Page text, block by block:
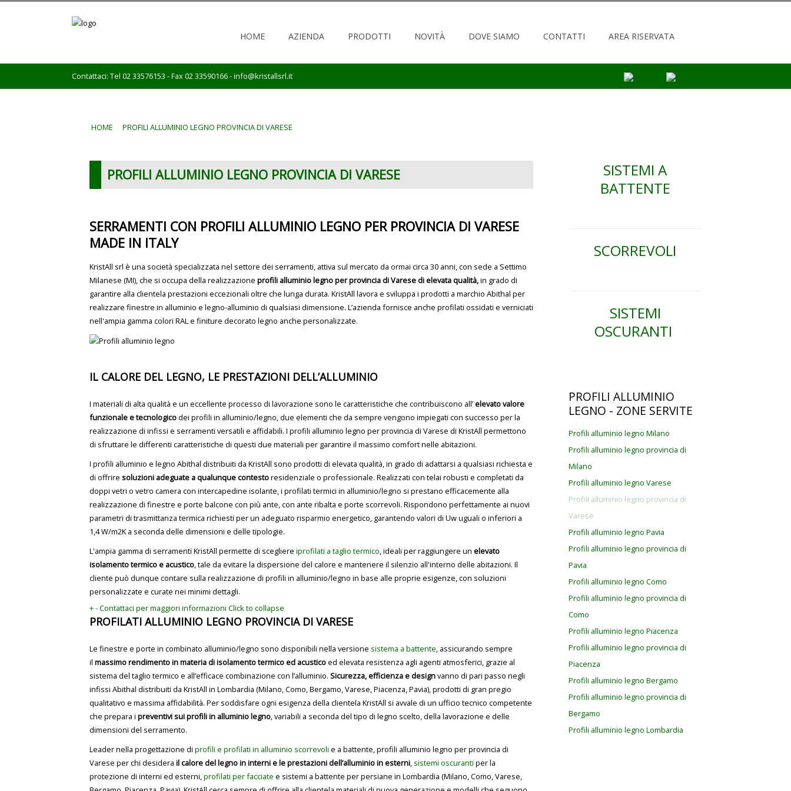
HOME AZIENDA PRODOTTI NOVITÀ DOVE SIAMO CONTATTI AREA RISERVATA
Contattaci: Tel 02 33576153 - Fax 02 33590166 -info@kristallsrl.it
HOME PROFILI ALLUMINIO LEGNO PROVINCIA DI VARESE
PROFILI ALLUMINIO LEGNO PROVINCIA DI VARESE
SERRAMENTI CON PROFILI ALLUMINIO LEGNO PER PROVINCIA DI VARESE
MADE IN ITALY
KristAll srl è una società specializzata nel settore dei serramenti, attiva sul mercato da ormai circa 30 anni, con sede a Settimo
Milanese (MI), che si occupa della realizzazione profili alluminio legno per provincia di Varese di elevata qualità,in grado di
garantire alla clientela prestazioni eccezionali oltre che lunga durata. KristAll lavora e sviluppa i prodotti a marchio Abithal per
realizzare finestre in alluminio e legno-alluminio di qualsiasi dimensione. L’azienda fornisce anche profilati ossidati e verniciati
nell'ampia gamma colori RAL e finiture decorato legno anche personalizzate.
IL CALORE DEL LEGNO, LE PRESTAZIONI DELL’ALLUMINIO
I materiali di alta qualità e un eccellente processo di lavorazione sono le caratteristiche che contribuiscono all’elevato valore
funzionale e tecnologicodei profili in alluminio/legno, due elementi che da sempre vengono impiegati con successo per la
realizzazione di infissi e serramenti versatili e affidabili. I profili alluminio legno per provincia di Varese di KristAll permettono
di sfruttare le differenti caratteristiche di questi due materiali per garantire il massimo comfort nelle abitazioni.
I profili alluminio e legno Abithal distribuiti da KristAll sono prodotti di elevata qualità, in grado di adattarsi a qualsiasi richiesta e
di offrire soluzioni adeguate a qualunque contestoresidenziale o professionale. Realizzati con telai robusti e completati da
doppi vetri o vetro camera con intercapedine isolante, i profilati termici in alluminio/legno si prestano efficacemente alla
realizzazione di finestre e porte balcone con più ante, con ante ribalta e porte scorrevoli. Rispondono perfettamente ai nuovi
parametri di trasmittanza termica richiesti per un adeguato risparmio energetico, garantendo valori di Uw uguali o inferiori a
1,4 W/m2K a seconda delle dimensioni e delle tipologie.
L'ampia gamma di serramenti KristAll permette di scegliere iprofilati a taglio termico, ideali per raggiungere un elevato
isolamento termico e acustico, tale da evitare la dispersione del calore e mantenere il silenzio all'interno delle abitazioni. Il
cliente può dunque contare sulla realizzazione di profili in alluminio/legno in base alle proprie esigenze, con soluzioni
personalizzate e curate nei minimi dettagli.
+-Contattaci per maggiori informazioni Click to collapse
PROFILATI ALLUMINIO LEGNO PROVINCIA DI VARESE
Le finestre e porte in combinato alluminio/legno sono disponibili nella versione sistema a battente, assicurando sempre
il massimo rendimento in materia di isolamento termico ed acusticoed elevata resistenza agli agenti atmosferici, grazie al
sistema del taglio termico e all’efficace combinazione con l’alluminio. Sicurezza, efficienza e designvanno di pari passo negli
infissi Abithal distribuiti da KristAll in Lombardia (Milano, Como, Bergamo, Varese, Piacenza, Pavia), prodotti di gran pregio
qualitativo e massima affidabilità. Per soddisfare ogni esigenza della clientela KristAll si avvale di un ufficio tecnico competente
che prepara i preventivi sui profili in alluminio legno, variabili a seconda del tipo di legno scelto, della lavorazione e delle
dimensioni del serramento.
Leader nella progettazione di profili e profilati in alluminio scorrevoli e a battente, profili alluminio legno per provincia di
Varese per chi desidera il calore del legno in interni e le prestazioni dell’alluminio in esterni, sistemi oscuranti per la
protezione di interni ed esterni,profilati per facciate e sistemi a battente per persiane in Lombardia (Milano, Como, Varese,
SISTEMI A
BATTENTE
SCORREVOLI
SISTEMI
OSCURANTI
PROFILI ALLUMINIO
LEGNO - ZONE SERVITE
Profili alluminio legno Milano
Profili alluminio legno provincia di
Milano
Profili alluminio legno Varese
Profili alluminio legno provincia di
Varese
Profili alluminio legno Pavia
Profili alluminio legno provincia di
Pavia
Profili alluminio legno Como
Profili alluminio legno provincia di
Como
Profili alluminio legno Piacenza
Profili alluminio legno provincia di
Piacenza
Profili alluminio legno Bergamo
Profili alluminio legno provincia di
Bergamo
Profili alluminio legno Lombardia